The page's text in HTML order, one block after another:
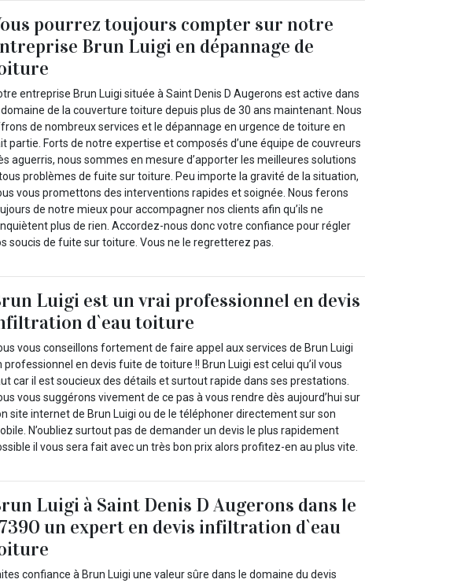
pourrez toujours compter sur notre
Brun Luigi en dépannage de
entreprise Brun Luigi située à Saint Denis D Augerons est active dans
domaine de la couverture toiture depuis plus de 30 ans maintenant. Nous
de nombreux services et le dépannage en urgence de toiture en
partie. Forts de notre expertise et composés d’une équipe de couvreurs
aguerris, nous sommes en mesure d’apporter les meilleures solutions
problèmes de fuite sur toiture. Peu importe la gravité de la situation,
vous promettons des interventions rapides et soignée. Nous ferons
de notre mieux pour accompagner nos clients afin qu’ils ne
plus de rien. Accordez-nous donc votre confiance pour régler
soucis de fuite sur toiture. Vous ne le regretterez pas.
Luigi est un vrai professionnel en devis
d`eau toiture
vous conseillons fortement de faire appel aux services de Brun Luigi
professionnel en devis fuite de toiture !! Brun Luigi est celui qu’il vous
car il est soucieux des détails et surtout rapide dans ses prestations.
vous suggérons vivement de ce pas à vous rendre dès aujourd’hui sur
site internet de Brun Luigi ou de le téléphoner directement sur son
N’oubliez surtout pas de demander un devis le plus rapidement
il vous sera fait avec un très bon prix alors profitez-en au plus vite.
Luigi à Saint Denis D Augerons dans le
un expert en devis infiltration d`eau
confiance à Brun Luigi une valeur sûre dans le domaine du devis